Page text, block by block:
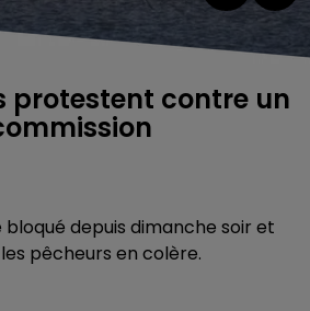
protestent contre un
bloqué depuis dimanche soir et
pêcheurs en colère.